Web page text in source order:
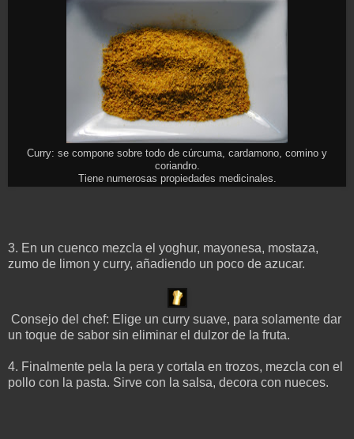
Curry: se compone sobre todo de cúrcuma, cardamono, comino y
coriandro.
Tiene numerosas propiedades medicinales.
3. En un cuenco mezcla el yoghur, mayonesa, mostaza,
zumo de limon y curry, añadiendo un poco de azucar.
Consejo del chef: Elige un curry suave, para solamente dar
un toque de sabor sin eliminar el dulzor de la fruta.
4. Finalmente pela la pera y cortala en trozos, mezcla con el
pollo con la pasta. Sirve con la salsa, decora con nueces.